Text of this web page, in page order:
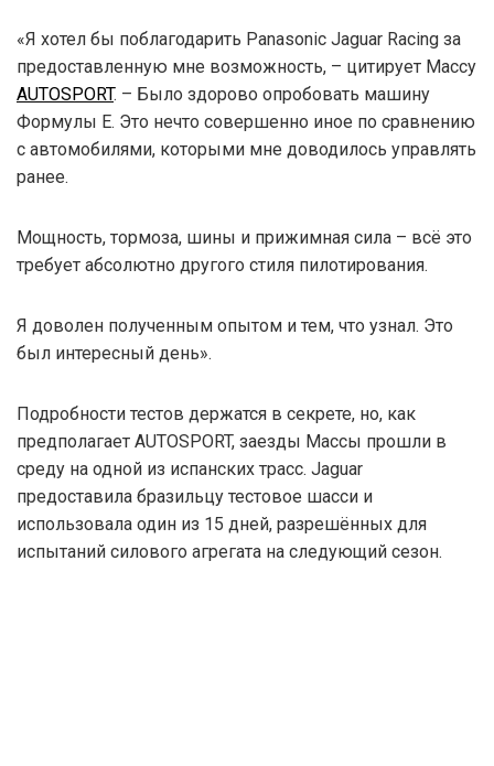
«Я хотел бы поблагодарить Panasonic Jaguar Racing за
предоставленную мне возможность, – цитирует Массу
AUTOSPORT. – Было здорово опробовать машину
Формулы E. Это нечто совершенно иное по сравнению
с автомобилями, которыми мне доводилось управлять
ранее.
Мощность, тормоза, шины и прижимная сила – всё это
требует абсолютно другого стиля пилотирования.
Я доволен полученным опытом и тем, что узнал. Это
был интересный день».
Подробности тестов держатся в секрете, но, как
предполагает AUTOSPORT, заезды Массы прошли в
среду на одной из испанских трасс. Jaguar
предоставила бразильцу тестовое шасси и
использовала один из 15 дней, разрешённых для
испытаний силового агрегата на следующий сезон.